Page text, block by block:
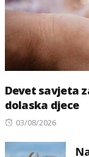
Devet savjeta
dolaska djece
Posted
03/08/2026